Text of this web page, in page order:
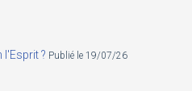
? Publié le 19/07/26